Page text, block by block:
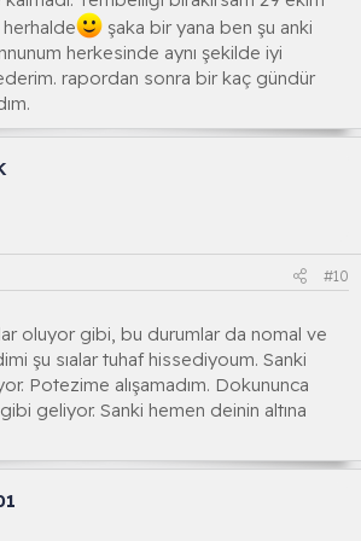
herhalde
şaka bir yana ben şu anki
herkesinde aynı şekilde iyi
rapordan sonra bir kaç gündür
#10
oluyor gibi, bu durumlar da nomal ve
şu sıalar tuhaf hissediyoum. Sanki
Potezime alışamadım. Dokununca
geliyor. Sanki hemen deinin altına